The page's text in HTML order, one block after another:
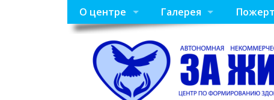
О центре Галерея